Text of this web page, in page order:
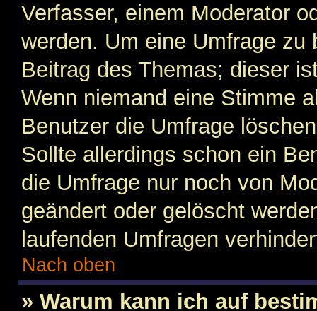
Verfasser, einem Moderator
werden. Um eine Umfrage zu
Beitrag des Themas; dieser
Wenn niemand eine Stimme
Benutzer die Umfrage
Sollte allerdings schon ein
die Umfrage nur noch von
geändert oder gelöscht
laufenden Umfragen
Nach oben
» Warum kann ich auf